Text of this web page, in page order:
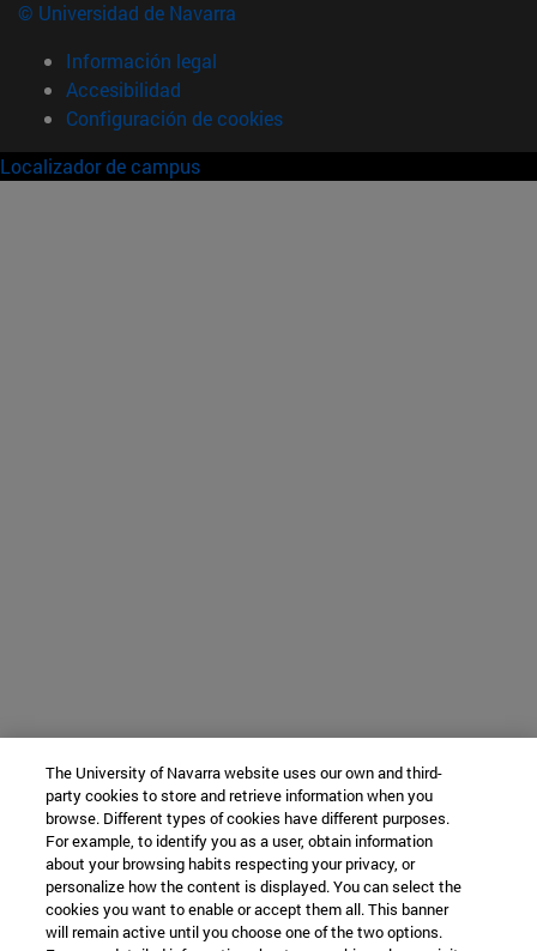
© Universidad de Navarra
Información legal
Accesibilidad
Configuración de cookies
Localizador de campus
The University of Navarra website uses our own and third-
party cookies to store and retrieve information when you
browse. Different types of cookies have different purposes.
For example, to identify you as a user, obtain information
about your browsing habits respecting your privacy, or
personalize how the content is displayed. You can select the
cookies you want to enable or accept them all. This banner
will remain active until you choose one of the two options.